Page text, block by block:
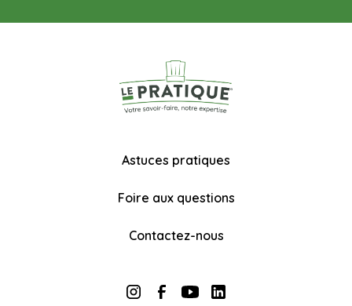
Astuces pratiques
Foire aux questions
Contactez-nous